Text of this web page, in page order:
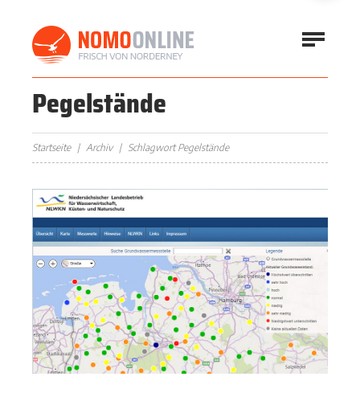
Pegelstände
Startseite Archiv Schlagwort Pegelstände